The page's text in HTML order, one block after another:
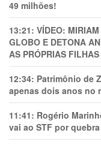
49 milhões!
13:21: VÍDEO:
GLOBO E DETONA
AS PRÓPRIAS FILHAS
12:34: Patrimônio de
apenas dois anos no
11:41: Rogério
vai ao STF por